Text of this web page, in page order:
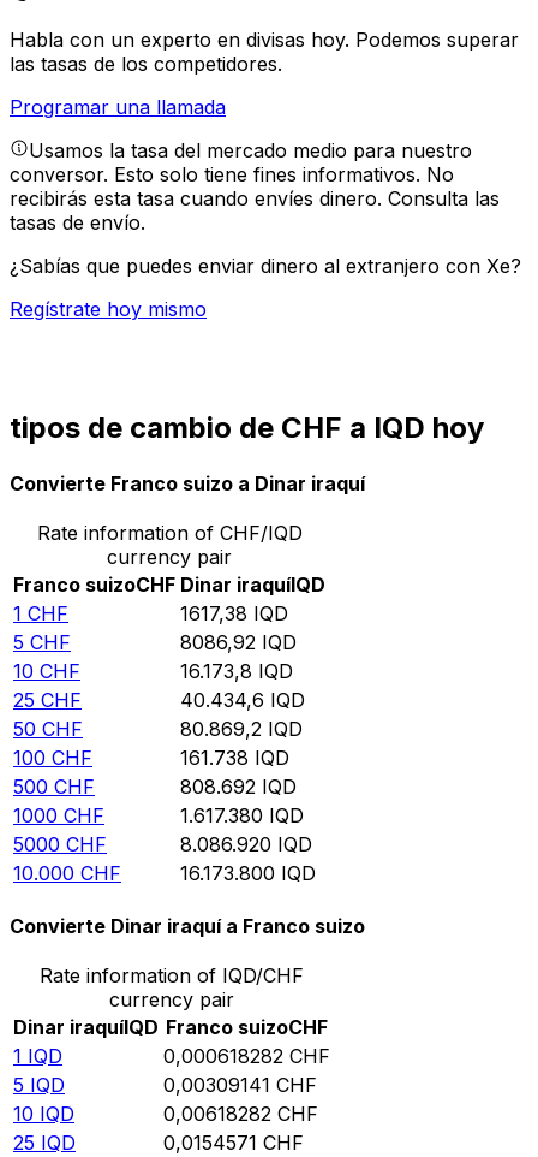
Habla con un experto en divisas hoy. Podemos superar
las tasas de los competidores.
Programar una llamada
Usamos la tasa del mercado medio para nuestro
conversor. Esto solo tiene fines informativos. No
recibirás esta tasa cuando envíes dinero. Consulta las
tasas de envío.
¿Sabías que puedes enviar dinero al extranjero con Xe?
Regístrate hoy mismo
tipos de cambio de CHF a IQD hoy
Convierte Franco suizo a Dinar iraquí
Rate information of CHF/IQD
currency pair
Franco suizoCHF Dinar iraquíIQD
1 CHF 1617,38 IQD
5 CHF 8086,92 IQD
10 CHF 16.173,8 IQD
25 CHF 40.434,6 IQD
50 CHF 80.869,2 IQD
100 CHF 161.738 IQD
500 CHF 808.692 IQD
1000 CHF 1.617.380 IQD
5000 CHF 8.086.920 IQD
10.000 CHF 16.173.800 IQD
Convierte Dinar iraquí a Franco suizo
Rate information of IQD/CHF
currency pair
Dinar iraquíIQD Franco suizoCHF
1 IQD 0,000618282 CHF
5 IQD 0,00309141 CHF
10 IQD 0,00618282 CHF
25 IQD 0,0154571 CHF